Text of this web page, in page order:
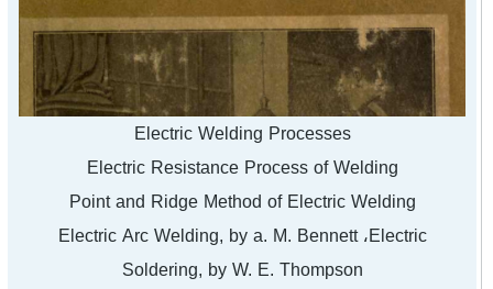
Electric Welding Processes
Electric Resistance Process of Welding
Point and Ridge Method of Electric Welding
Electric Arc Welding, by a. M. Bennett ،Electric
Soldering, by W. E. Thompson